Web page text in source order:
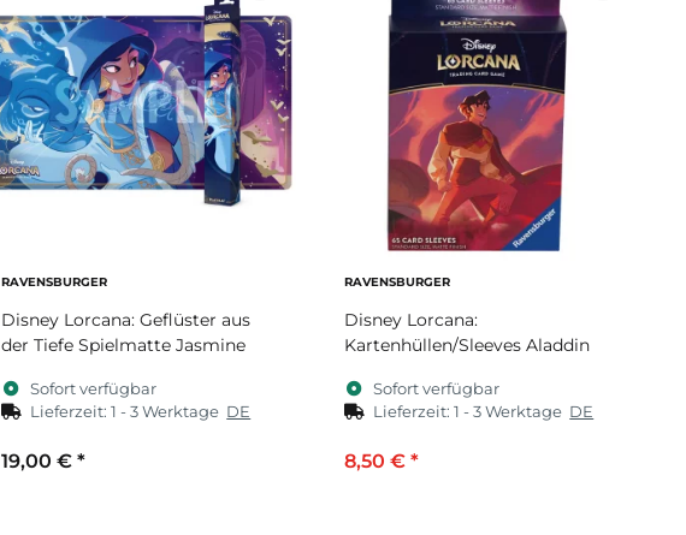
RAVENSBURGER
Disney Lorcana: Geflüster aus
der Tiefe Spielmatte Jasmine
Sofort verfügbar
Lieferzeit:1 - 3 Werktage DE
19,00 € *
RAVENSBURGER
Disney Lorcana:
Kartenhüllen/Sleeves Aladdin
Sofort verfügbar
Lieferzeit:1 - 3 Werktage DE
8,50 € *